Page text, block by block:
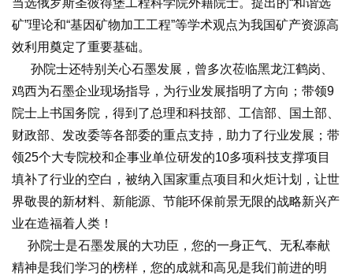
当选俄罗斯圣彼得堡工程科学院外籍院士。提出的“和谐选
矿”理论和“基因矿物加工工程”等学术观点为我国矿产资源高
效利用奠定了重要基础。
孙院士还特别关心石墨发展，曾多次莅临黑龙江鹤岗、
鸡西为石墨企业现场指导，为行业发展指明了方向；带领9
院士上书国务院，得到了总理和科技部、工信部、国土部、
财政部、发改委等各部委的重点支持，助力了行业发展；带
领25个大专院校和企事业单位研发的10多项科技支撑项目
填补了行业的空白，被纳入国家重点项目和火炬计划，让世
界敬畏的新材料、新能源、节能环保前景无限的战略新兴产
业在造福着人类！
孙院士是石墨发展的大功臣，您的一身正气、无私奉献
精神是我们学习的榜样，您的成就和高见是我们前进的明